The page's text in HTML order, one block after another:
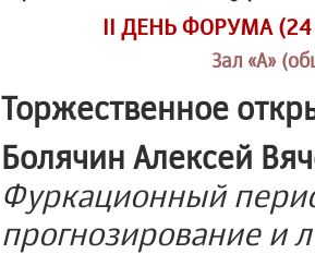
II ДЕНЬ ФОРУМА (24
Зал «А»
Торжественное
Болячин Алексей
Фуркационный
прогнозирование и